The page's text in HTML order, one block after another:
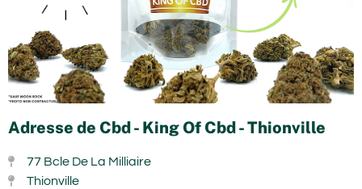
Adresse de Cbd - King Of Cbd - Thionville
77 Bcle De La Milliaire
Thionville